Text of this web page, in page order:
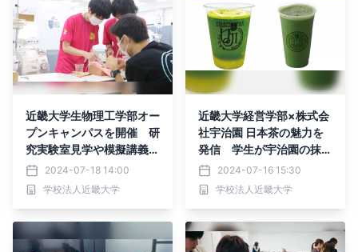
近畿大学生物理工学部オー
プンキャンパスを開催 研
究実験室見学や模擬講義で
大学での学びを体験
2024-07-18 14:00
学校法人近畿大学
近畿大学経営学部×株式会
社宇治園 日本茶の魅力を
発信 学生が宇治園の抹茶
ドリンクを期間限定販売
2024-07-16 15:30
学校法人近畿大学